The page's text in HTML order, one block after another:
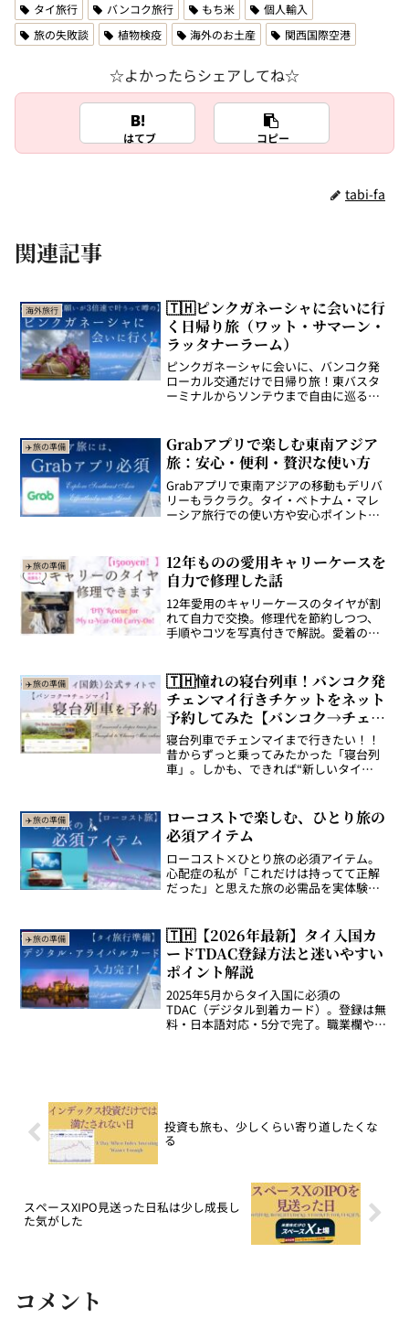
タイ旅行
バンコク旅行 もち米
個人輸入
旅の失敗談
植物検疫 海外のお土産 関西国際空港
☆よかったらシェアしてね☆
はてブ コピー
tabi-fa
関連記事
海外旅行
🇹🇭ピンクガネーシャに会いに行
く日帰り旅（ワット・サマーン・
ラッタナーラーム）
ピンクガネーシャに会いに、バンコク発
ローカル交通だけで日帰り旅！東バスタ
ーミナルからソンテウまで自由に巡る、
✈️旅の準備
Grabアプリで楽しむ東南アジア
旅：安心・便利・贅沢な使い方
Grabアプリで東南アジアの移動もデリバ
リーもラクラク。タイ・ベトナム・マレ
ーシア旅行での使い方や安心ポイントを
✈️旅の準備
12年ものの愛用キャリーケースを
自力で修理した話
12年愛用のキャリーケースのタイヤが割
れて自力で交換。修理代を節約しつつ、
手順やコツを写真付きで解説。愛着のあ
✈️旅の準備
🇹🇭憧れの寝台列車！バンコク発
チェンマイ行きチケットをネット
予約してみた【バンコク→チェン
マイ】
寝台列車でチェンマイまで行きたい！！
昔からずっと乗ってみたかった「寝台列
車」。しかも、できれば“新しいタイ
ことがメインイベントなんです。列車を
選ぶだけでワクワクタイ国...
✈️旅の準備
ローコストで楽しむ、ひとり旅の
必須アイテム
ローコスト×ひとり旅の必須アイテム。
心配症の私が「これだけは持ってて正解
だった」と思えた旅の必需品を実体験ベ
✈️旅の準備
🇹🇭【2026年最新】タイ入国カ
ードTDAC登録方法と迷いやすい
ポイント解説
2025年5月からタイ入国に必須の
TDAC（デジタル到着カード）。登録は無
料・日本語対応・5分で完了。職業欄や出
投資も旅も、少しくらい寄り道したくな
る
スペースXIPO見送った日私は少し成長し
た気がした
コメント